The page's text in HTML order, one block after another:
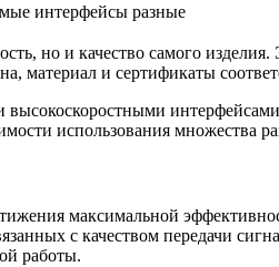
интерфейсы разные
но и качество самого
материал и сертификаты
использования множества
максимальной
с качеством передачи
работы.